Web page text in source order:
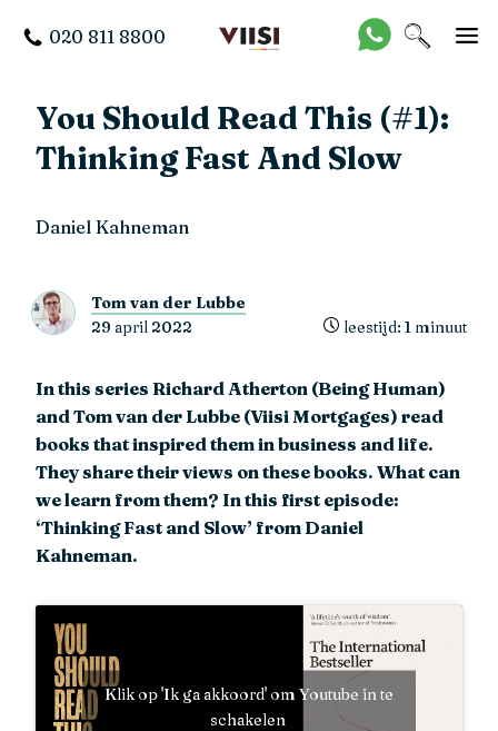
020 811 8800
You Should Read This (#1):
Thinking Fast And Slow
Daniel Kahneman
Tom van der Lubbe
29 april 2022
leestijd: 1 minuut
In this series Richard Atherton (Being Human)
and Tom van der Lubbe (Viisi Mortgages) read
books that inspired them in business and life.
They share their views on these books. What can
we learn from them? In this first episode:
‘Thinking Fast and Slow’ from Daniel
Kahneman.
Klik op 'Ik ga akkoord' om Youtube in te
schakelen